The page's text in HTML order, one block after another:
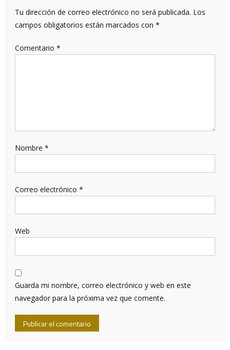
Tu dirección de correo electrónico no será publicada. Los
campos obligatorios están marcados con *
Comentario *
Nombre *
Correo electrónico *
Web
Guarda mi nombre, correo electrónico y web en este
navegador para la próxima vez que comente.